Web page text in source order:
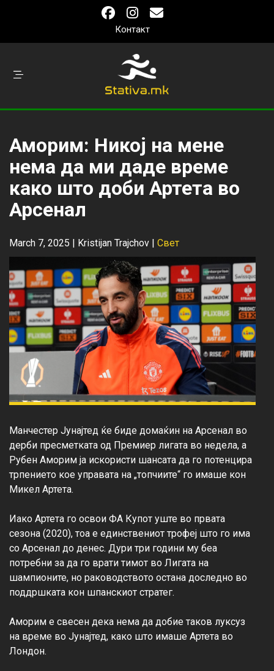
Контакт
Аморим: Никој на мене
нема да ми даде време
како што доби Артета во
Арсенал
March 7, 2025 | Kristijan Trajchov | Свет
Манчестер Јунајтед ќе биде домаќин на Арсенал во
дерби пресметката од Премиер лигата во недела, а
Рубен Аморим ја искористи шансата да го потенцира
трпението кое управата на „топчиите“ го имаше кон
Микел Артета.
Иако Артета го освои ФА Купот уште во првата
сезона (2020), тоа е единствениот трофеј што го има
со Арсенал до денес. Дури три години му беа
потребни за да го врати тимот во Лигата на
шампионите, но раководството остана доследно во
поддршката кон шпанскиот стратег.
Аморим е свесен дека нема да добие таков луксуз
на време во Јунајтед, како што имаше Артета во
Лондон.